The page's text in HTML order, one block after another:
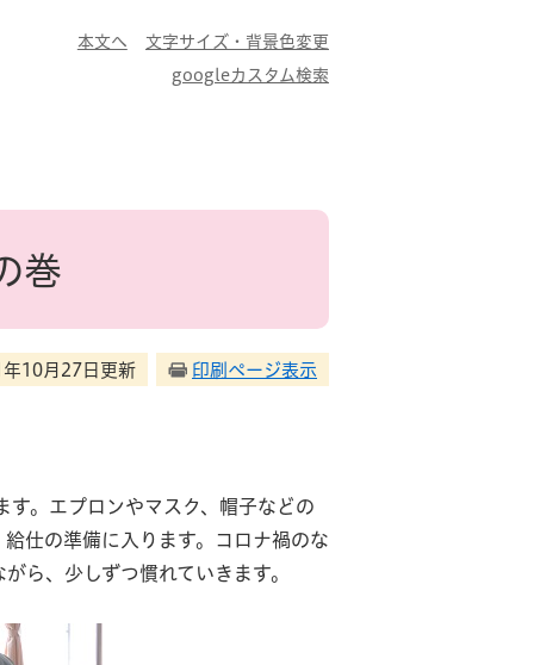
本文へ
文字サイズ・背景色変更
googleカスタム検索
巻
10月27日更新 印刷ページ表示
。エプロンやマスク、帽子などの
仕の準備に入ります。コロナ禍のな
ら、少しずつ慣れていきます。